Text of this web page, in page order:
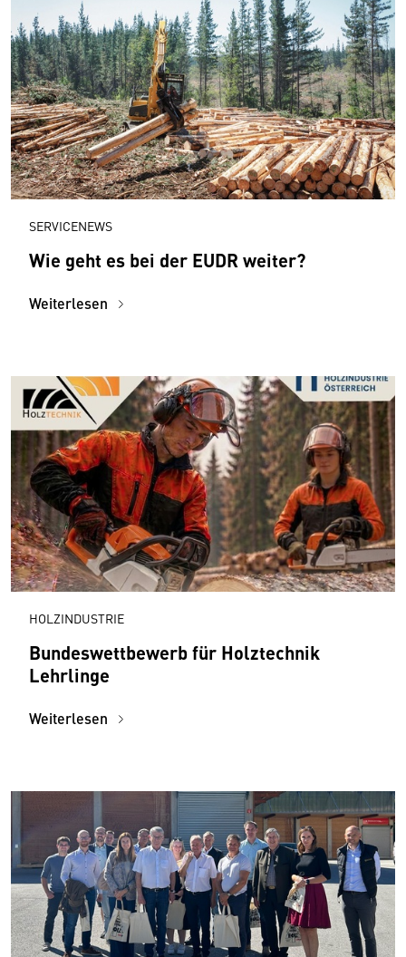
SERVICENEWS
Wie geht es bei der EUDR weiter?
Weiterlesen
HOLZINDUSTRIE
Bundeswettbewerb für Holztechnik
Lehrlinge
Weiterlesen